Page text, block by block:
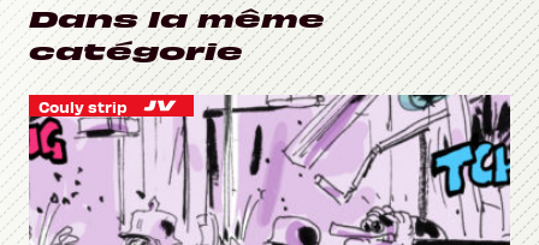
Dans la même
catégorie
Couly strip